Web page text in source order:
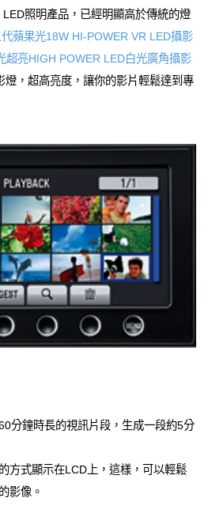
照明產品，已經明顯高於傳統的燈
蘋果光18W HI-POWER VR LED攝影
超亮HIGH POWER LED白光廣角攝影
燈，超高亮度，讓你的影片輕鬆達到專
分鐘時長的視訊片段，生成一段約5分
方式顯示在LCD上，這樣，可以輕鬆
影像。